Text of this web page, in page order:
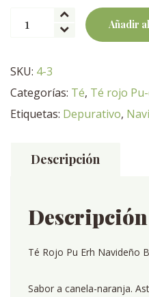
Erh
cantidad
Añadir
SKU: 4-3
Categorías: Té, Té rojo
Etiquetas: Depurativo,
Descripción
Descripción
Té Rojo Pu Erh Navideño
Sabor a canela-naranja.